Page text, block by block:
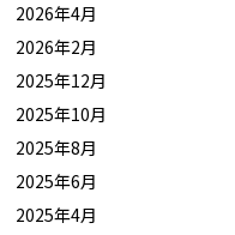
2026年4月
2026年2月
2025年12月
2025年10月
2025年8月
2025年6月
2025年4月